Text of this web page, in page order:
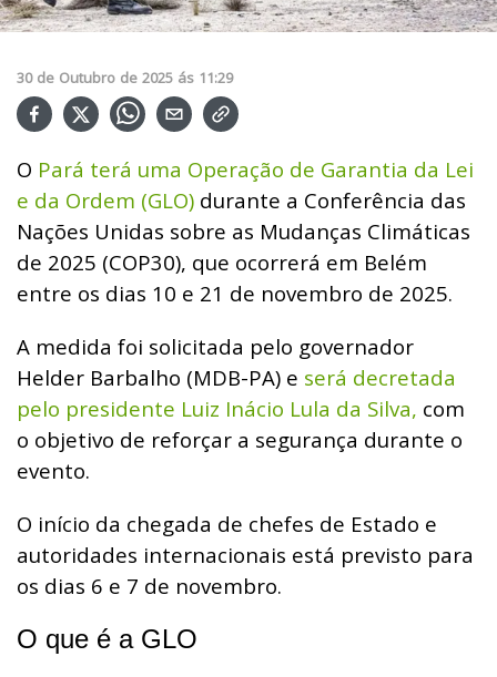
30 de Outubro de 2025 ás 11:29
O Pará terá uma Operação de Garantia da Lei
e da Ordem (GLO) durante a Conferência das
Nações Unidas sobre as Mudanças Climáticas
de 2025 (COP30), que ocorrerá em Belém
entre os dias 10 e 21 de novembro de 2025.
A medida foi solicitada pelo governador
Helder Barbalho (MDB-PA) e será decretada
pelo presidente Luiz Inácio Lula da Silva, com
o objetivo de reforçar a segurança durante o
evento.
O início da chegada de chefes de Estado e
autoridades internacionais está previsto para
os dias 6 e 7 de novembro.
O que é a GLO